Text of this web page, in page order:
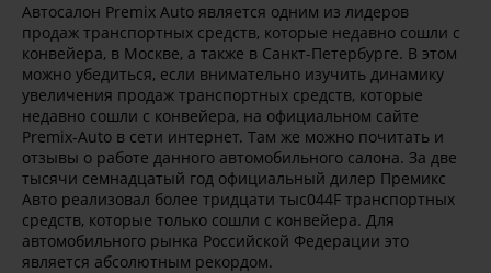
Автосалон Premix Auto является одним из лидеров
продаж транспортных средств, которые недавно сошли с
конвейера, в Москве, а также в Санкт-Петербурге. В этом
можно убедиться, если внимательно изучить динамику
увеличения продаж транспортных средств, которые
недавно сошли с конвейера, на официальном сайте
Premix-Auto в сети интернет. Там же можно почитать и
отзывы о работе данного автомобильного салона. За две
тысячи семнадцатый год официальный дилер Премикс
Авто реализовал более тридцати тыс044F транспортных
средств, которые только сошли с конвейера. Для
автомобильного рынка Российской Федерации это
является абсолютным рекордом.